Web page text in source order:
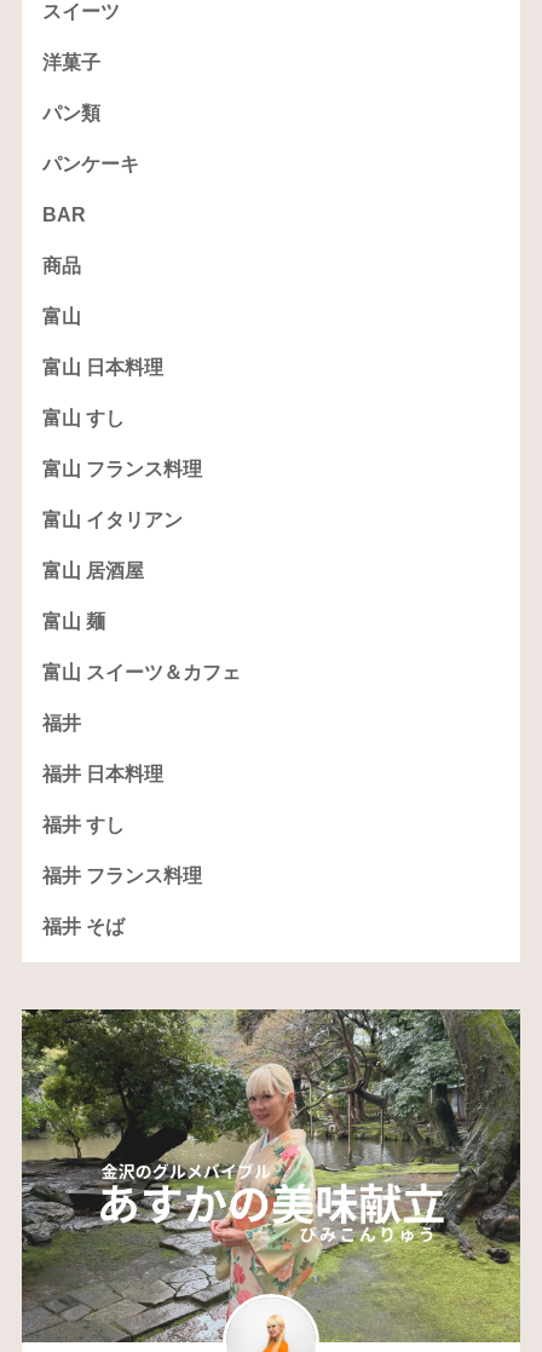
スイーツ
洋菓子
パン類
パンケーキ
BAR
商品
富山
富山 日本料理
富山 すし
富山 フランス料理
富山 イタリアン
富山 居酒屋
富山 麺
富山 スイーツ＆カフェ
福井
福井 日本料理
福井 すし
福井 フランス料理
福井 そば